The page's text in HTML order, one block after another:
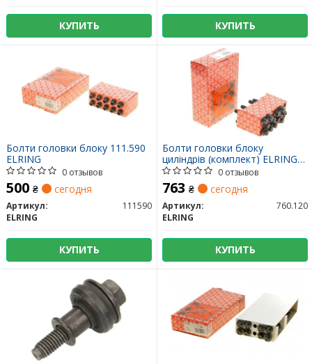
КУПИТЬ КУПИТЬ
Болти головки блоку 111.590
ELRING
0 отзывов
500 ₴ сегодня
Артикул:
111590
ELRING
КУПИТЬ
Болти головки блоку
циліндрів (комплект) ELRING
760.120
0 отзывов
763 ₴ сегодня
Артикул:
760.120
ELRING
КУПИТЬ